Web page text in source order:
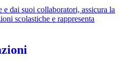
dai suoi collaboratori, assicura la
scolastiche e rappresenta